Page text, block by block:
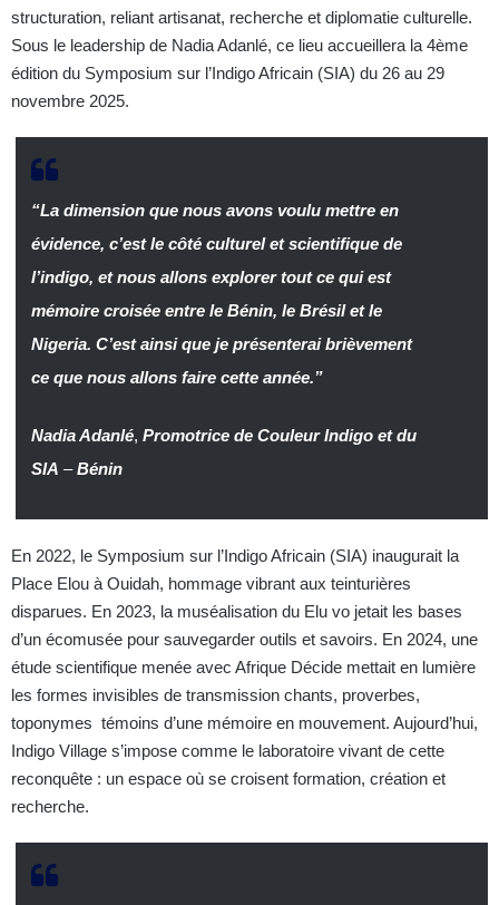
structuration, reliant artisanat, recherche et diplomatie culturelle.
Sous le leadership de Nadia Adanlé, ce lieu accueillera la 4ème
édition du Symposium sur l’Indigo Africain (SIA) du 26 au 29
novembre 2025.
“La dimension que nous avons voulu mettre en
évidence, c’est le côté culturel et scientifique de
l’indigo, et nous allons explorer tout ce qui est
mémoire croisée entre le Bénin, le Brésil et le
Nigeria. C’est ainsi que je présenterai brièvement
ce que nous allons faire cette année.”
Nadia Adanlé, Promotrice de Couleur Indigo et du
SIA –Bénin
En 2022, le Symposium sur l’Indigo Africain (SIA) inaugurait la
Place Elou à Ouidah, hommage vibrant aux teinturières
disparues. En 2023, la muséalisation du Elu vo jetait les bases
d’un écomusée pour sauvegarder outils et savoirs. En 2024, une
étude scientifique menée avec Afrique Décide mettait en lumière
les formes invisibles de transmission chants, proverbes,
toponymes témoins d’une mémoire en mouvement. Aujourd’hui,
Indigo Village s’impose comme le laboratoire vivant de cette
reconquête : un espace où se croisent formation, création et
recherche.